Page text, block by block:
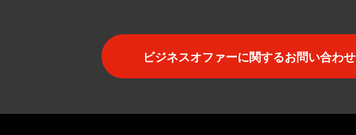
ビジネスオファーに関するお問い合わせ